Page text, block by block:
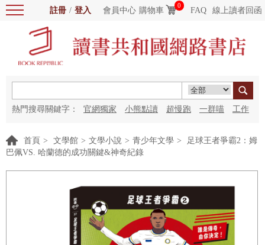
註冊 / 登入 會員中心 購物車
0
FAQ 線上讀者回函
熱門搜尋關鍵字： 官網獨家 小熊點讀 超慢跑 一群喵 工作
首頁 > 文學館 > 文學小說 > 青少年文學 >
足球王者爭霸2：姆
巴佩VS. 哈蘭德的成功關鍵&神奇紀錄